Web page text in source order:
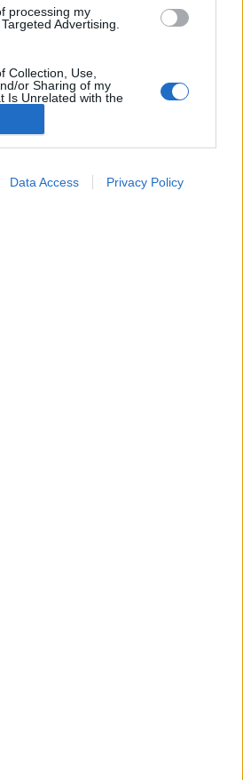
processing my
Advertising.
Collection, Use,
or Sharing of my
Is Unrelated with the
it was collected.
Data Access Privacy Policy
Küldés Messengeren